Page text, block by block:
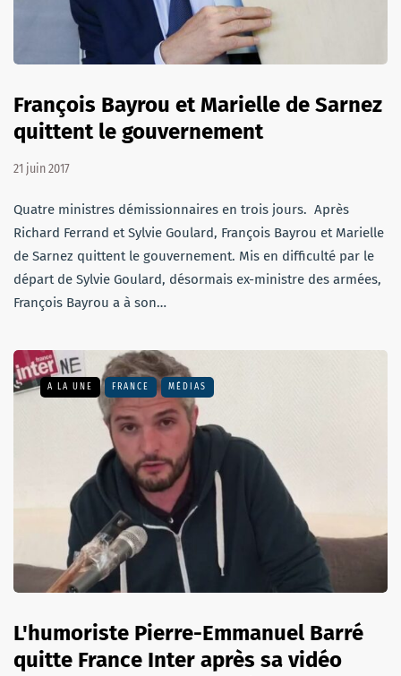
François Bayrou et Marielle de Sarnez
quittent le gouvernement
21 juin 2017
Quatre ministres démissionnaires en trois jours. Après
Richard Ferrand et Sylvie Goulard, François Bayrou et Marielle
de Sarnez quittent le gouvernement. Mis en difficulté par le
départ de Sylvie Goulard, désormais ex-ministre des armées,
François Bayrou a à son…
A LA UNE FRANCE MÉDIAS
L'humoriste Pierre-Emmanuel Barré
quitte France Inter après sa vidéo